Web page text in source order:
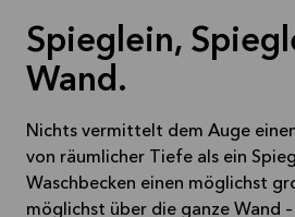
Spieglein,
Wand.
Nichts vermittelt dem Auge
von räumlicher Tiefe als ein
Waschbecken einen möglichst
möglichst über die ganze Wand